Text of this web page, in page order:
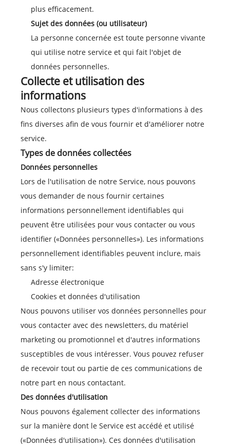
plus efficacement.
Sujet des données (ou utilisateur)
La personne concernée est toute personne vivante
qui utilise notre service et qui fait l'objet de
données personnelles.
Collecte et utilisation des
informations
Nous collectons plusieurs types d'informations à des
fins diverses afin de vous fournir et d'améliorer notre
service.
Types de données collectées
Données personnelles
Lors de l'utilisation de notre Service, nous pouvons
vous demander de nous fournir certaines
informations personnellement identifiables qui
peuvent être utilisées pour vous contacter ou vous
identifier («Données personnelles»). Les informations
personnellement identifiables peuvent inclure, mais
sans s'y limiter:
Adresse électronique
Cookies et données d'utilisation
Nous pouvons utiliser vos données personnelles pour
vous contacter avec des newsletters, du matériel
marketing ou promotionnel et d'autres informations
susceptibles de vous intéresser. Vous pouvez refuser
de recevoir tout ou partie de ces communications de
notre part en nous contactant.
Des données d'utilisation
Nous pouvons également collecter des informations
sur la manière dont le Service est accédé et utilisé
(«Données d'utilisation»). Ces données d'utilisation